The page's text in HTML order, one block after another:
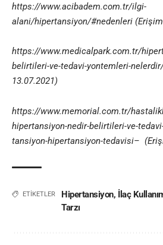
https://www.acibadem.com.tr/ilgi-
alani/hipertansiyon/#nedenleri
https://www.medicalpark.com.tr/
belirtileri-ve-tedavi-yontemleri-
13.07.2021)
https://www.memorial.com.tr/
hipertansiyon-nedir-belirtileri-ve-
tansiyon-hipertansiyon-tedavisi–
ETİKETLER Hipertansiyon, İlaç
Tarzı